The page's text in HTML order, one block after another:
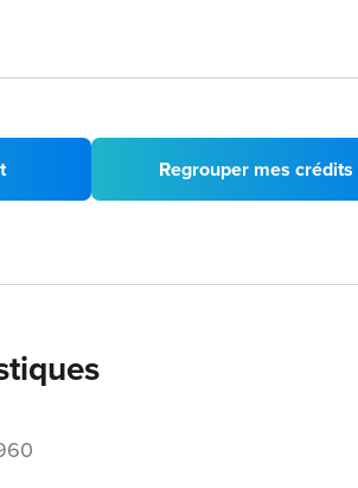
Regrouper mes crédits